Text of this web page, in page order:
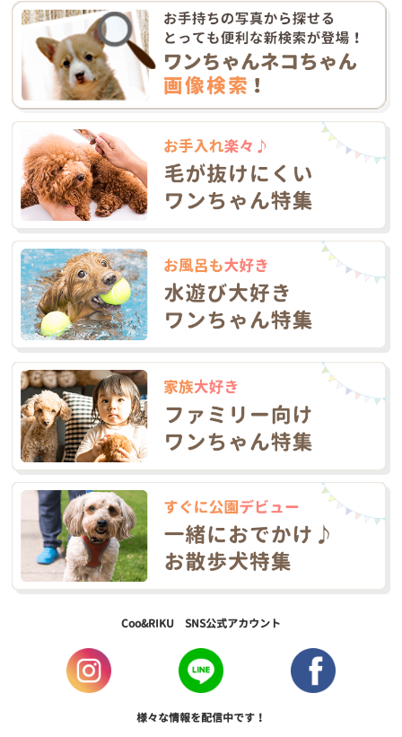
Coo&RIKU SNS公式アカウント
様々な情報を配信中です！